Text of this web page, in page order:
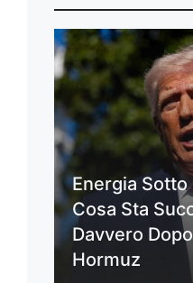
Energia
Cosa Sta
Davvero
Hormuz